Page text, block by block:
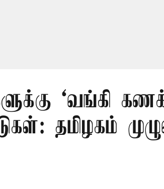
‘வங்கி
தமிழகம்